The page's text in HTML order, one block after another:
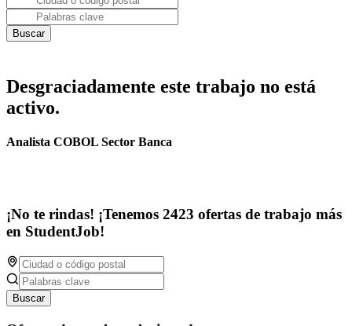
Desgraciadamente este trabajo no está
activo.
Analista COBOL Sector Banca
¡No te rindas! ¡Tenemos 2423 ofertas de trabajo más
en StudentJob!
Buscar